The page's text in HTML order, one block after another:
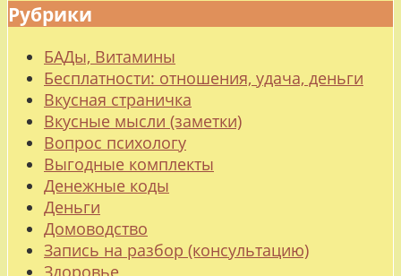
Рубрики
БАДы, Витамины
Бесплатности: отношения, удача, деньги
Вкусная страничка
Вкусные мысли (заметки)
Вопрос психологу
Выгодные комплекты
Денежные коды
Деньги
Домоводство
Запись на разбор (консультацию)